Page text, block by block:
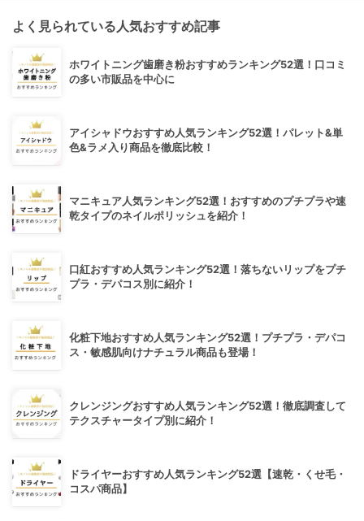
よく見られている人気おすすめ記事
ホワイトニング歯磨き粉おすすめランキング52選！口コミ
の多い市販品を中心に
アイシャドウおすすめ人気ランキング52選！パレット&単
色&ラメ入り商品を徹底比較！
マニキュア人気ランキング52選！おすすめのプチプラや速
乾タイプのネイルポリッシュを紹介！
口紅おすすめ人気ランキング52選！落ちないリップをプチ
プラ・デパコス別に紹介！
化粧下地おすすめ人気ランキング52選！プチプラ・デパコ
ス・敏感肌向けナチュラル商品も登場！
クレンジングおすすめ人気ランキング52選！徹底調査して
テクスチャータイプ別に紹介！
ドライヤーおすすめ人気ランキング52選【速乾・くせ毛・
コスパ商品】